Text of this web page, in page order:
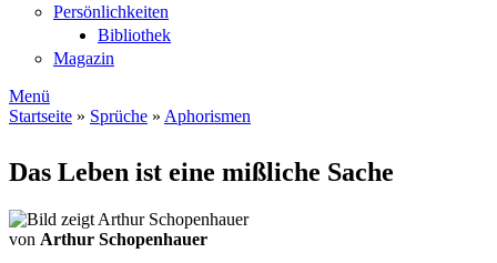
Persönlichkeiten
Bibliothek
Magazin
Menü
Startseite » Sprüche » Aphorismen
Das Leben ist eine mißliche Sache
von Arthur Schopenhauer